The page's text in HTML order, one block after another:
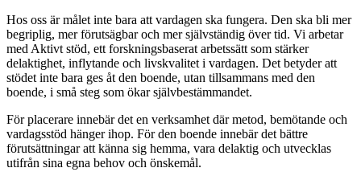
Hos oss är målet inte bara att vardagen ska fungera. Den ska bli mer
begriplig, mer förutsägbar och mer självständig över tid. Vi arbetar
med Aktivt stöd, ett forskningsbaserat arbetssätt som stärker
delaktighet, inflytande och livskvalitet i vardagen. Det betyder att
stödet inte bara ges åt den boende, utan tillsammans med den
boende, i små steg som ökar självbestämmandet.
För placerare innebär det en verksamhet där metod, bemötande och
vardagsstöd hänger ihop. För den boende innebär det bättre
förutsättningar att känna sig hemma, vara delaktig och utvecklas
utifrån sina egna behov och önskemål.